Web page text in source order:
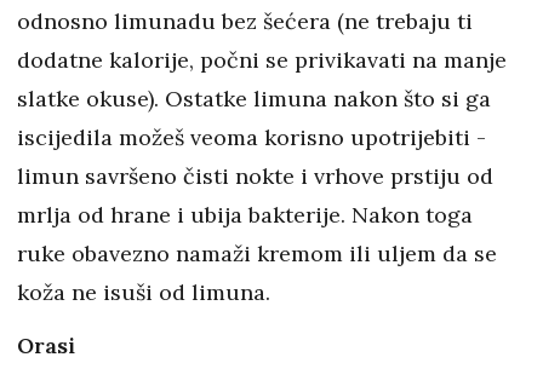
odnosno limunadu bez šećera (ne trebaju ti
dodatne kalorije, počni se privikavati na manje
slatke okuse). Ostatke limuna nakon što si ga
iscijedila možeš veoma korisno upotrijebiti -
limun savršeno čisti nokte i vrhove prstiju od
mrlja od hrane i ubija bakterije. Nakon toga
ruke obavezno namaži kremom ili uljem da se
koža ne isuši od limuna.
Orasi